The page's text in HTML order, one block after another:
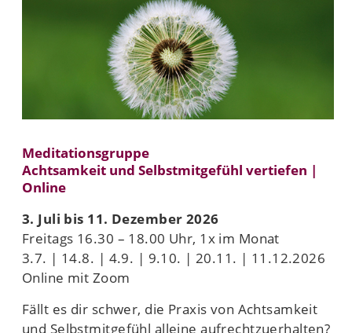
Meditationsgruppe
Achtsamkeit und Selbstmitgefühl vertiefen |
Online
3. Juli bis 11. Dezember 2026
Freitags 16.30 – 18.00 Uhr, 1x im Monat
3.7. | 14.8. | 4.9. | 9.10. | 20.11. | 11.12.2026
Online mit Zoom
Fällt es dir schwer, die Praxis von Achtsamkeit
und Selbstmitgefühl alleine aufrechtzuerhalten?